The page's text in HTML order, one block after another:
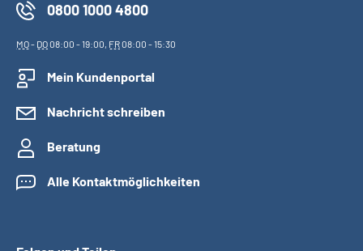
0800 1000 4800
MO- DO08:00 - 19:00, FR08:00 - 15:30
Mein Kundenportal
Nachricht schreiben
Beratung
Alle Kontaktmöglichkeiten